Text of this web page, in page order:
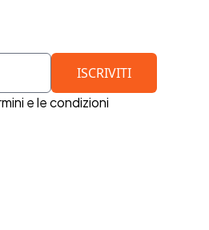
e le condizioni